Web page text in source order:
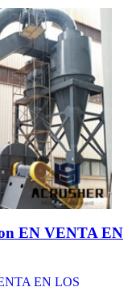
EN VENTA EN
EN LOS